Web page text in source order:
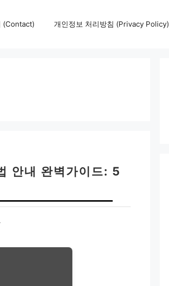
(Contact) 개인정보 처리방침 (Privacy Policy)
안내 완벽가이드: 5